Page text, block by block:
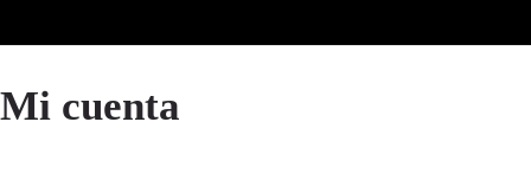
Mi cuenta